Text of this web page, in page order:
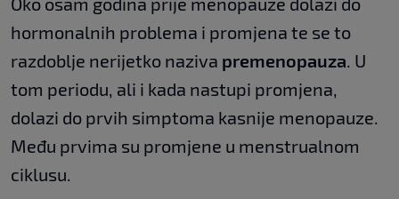
hormonalnih problema i promjena te se to
razdoblje nerijetko naziva premenopauza. U
tom periodu, ali i kada nastupi promjena,
dolazi do prvih simptoma kasnije menopauze.
Među prvima su promjene u menstrualnom
ciklusu.